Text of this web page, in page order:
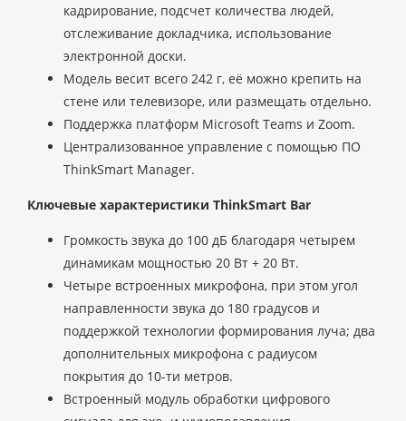
кадрирование, подсчет количества людей,
отслеживание докладчика, использование
электронной доски.
Модель весит всего 242 г, её можно крепить на
стене или телевизоре, или размещать отдельно.
Поддержка платформ Microsoft Teams и Zoom.
Централизованное управление с помощью ПО
ThinkSmart Manager.
Ключевые характеристики ThinkSmart Bar
Громкость звука до 100 дБ благодаря четырем
динамикам мощностью 20 Вт + 20 Вт.
Четыре встроенных микрофона, при этом угол
направленности звука до 180 градусов и
поддержкой технологии формирования луча; два
дополнительных микрофона с радиусом
покрытия до 10-ти метров.
Встроенный модуль обработки цифрового